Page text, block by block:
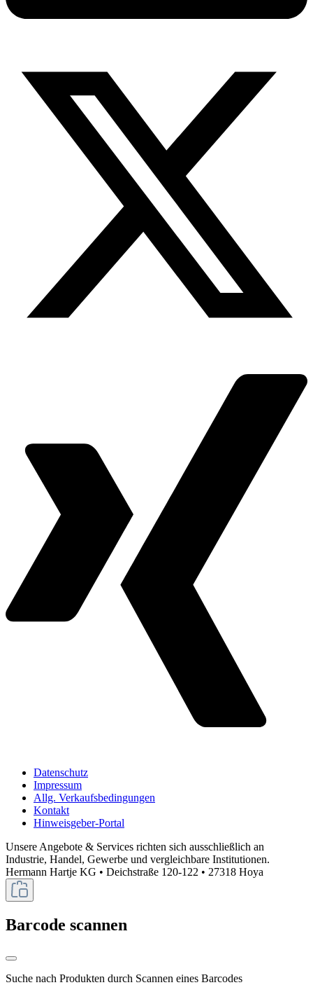
Datenschutz
Impressum
Allg. Verkaufsbedingungen
Kontakt
Hinweisgeber-Portal
Unsere Angebote & Services richten sich ausschließlich an
Industrie, Handel, Gewerbe und vergleichbare Institutionen.
Hermann Hartje KG • Deichstraße 120-122 • 27318 Hoya
Barcode scannen
Suche nach Produkten durch Scannen eines Barcodes